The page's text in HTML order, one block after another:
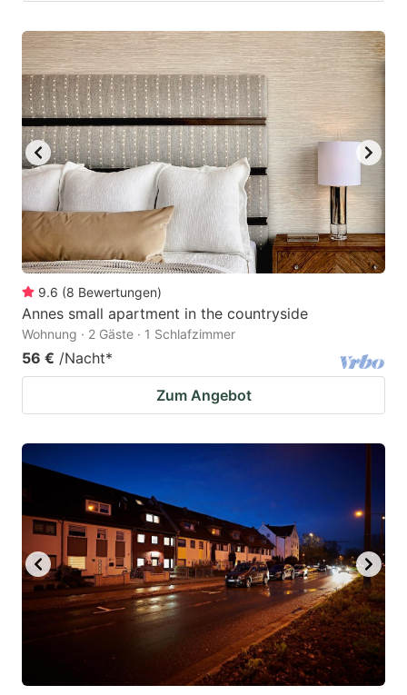
9.6 (8 Bewertungen)
Annes small apartment in the countryside
Wohnung · 2 Gäste · 1 Schlafzimmer
56 € /Nacht*
Zum Angebot